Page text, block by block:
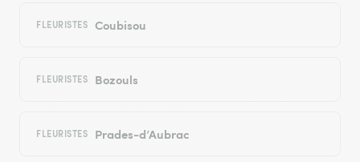
FLEURISTES Coubisou
FLEURISTES Bozouls
FLEURISTES Prades-d’Aubrac